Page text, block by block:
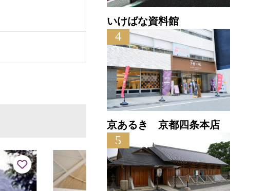
いけばな資料館
4
京あるき 京都四条本店
5